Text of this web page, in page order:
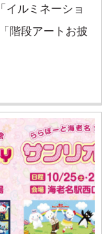
イルミネーショ
階段アートお披